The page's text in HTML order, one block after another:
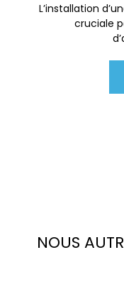
L’installation
cruciale
NOUS